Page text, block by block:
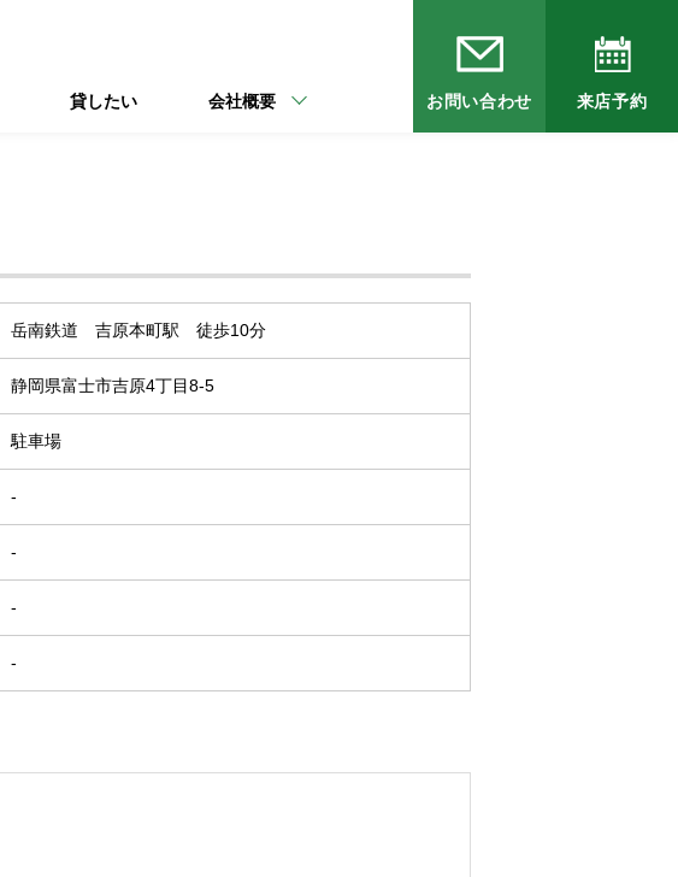
貸したい 会社概要 お問い合わせ 来店予約
岳南鉄道 吉原本町駅 徒歩10分
静岡県富士市吉原4丁目8-5
駐車場
-
-
-
-